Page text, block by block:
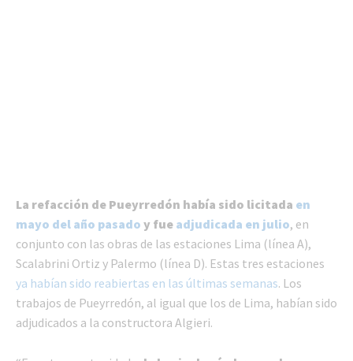
La refacción de Pueyrredón había sido licitada en
mayo del año pasado y fue adjudicada en julio, en
conjunto con las obras de las estaciones Lima (línea A),
Scalabrini Ortiz y Palermo (línea D). Estas tres estaciones
ya habían sido reabiertas en las últimas semanas. Los
trabajos de Pueyrredón, al igual que los de Lima, habían sido
adjudicados a la constructora Algieri.